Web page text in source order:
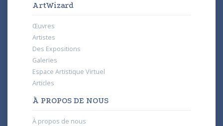
ArtWizard
Œuvres
Artistes
Des Expositions
Galeries
Espace Artistique Virtuel
Articles
À PROPOS DE NOUS
À propos de nous